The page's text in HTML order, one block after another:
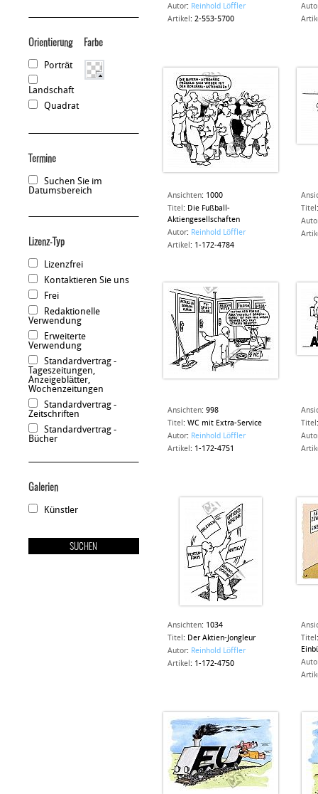
Orientierung
Porträt
Landschaft
Quadrat
Farbe
Termine
Suchen Sie im
Datumsbereich
Lizenz-Typ
Lizenzfrei
Kontaktieren Sie uns
Frei
Redaktionelle
Verwendung
Erweiterte
Verwendung
Standardvertrag -
Tageszeitungen,
Anzeigeblätter,
Wochenzeitungen
Standardvertrag -
Zeitschriften
Standardvertrag -
Bücher
Galerien
Künstler
Autor: Reinhold Löffler
Artikel : 2-553-5700
Ansichten: 1000
Titel : Die Fußball-
Aktiengesellschaften
Autor: Reinhold Löffler
Artikel : 1-172-4784
Titel
Ansichten: 998
Titel : WC mit Extra-Service
Autor: Reinhold Löffler
Artikel : 1-172-4751
Titel
Ansichten: 1034
Titel : Der Aktien-Jongleur
Autor: Reinhold Löffler
Artikel : 1-172-4750
Titel